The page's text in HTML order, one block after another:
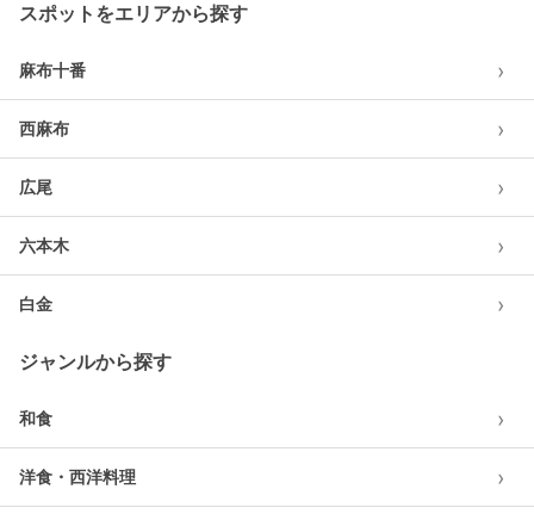
スポットをエリアから探す
麻布十番 ›
西麻布 ›
広尾 ›
六本木 ›
白金 ›
ジャンルから探す
和食 ›
洋食・西洋料理 ›